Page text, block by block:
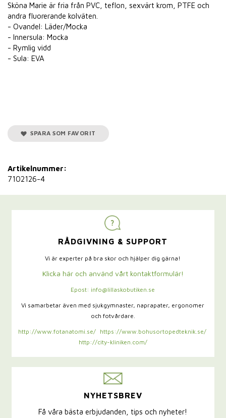
Sköna Marie är fria från PVC, teflon, sexvärt krom, PTFE och
andra fluorerande kolväten.
- Ovandel: Läder/Mocka
- Innersula: Mocka
- Rymlig vidd
- Sula: EVA
SPARA SOM FAVORIT
Artikelnummer:
7102126-4
RÅDGIVNING & SUPPORT
Vi är experter på bra skor och hjälper dig gärna!
Klicka här och använd vårt kontaktformulär!
Epost: info@lillaskobutiken.se
Vi samarbetar även med sjukgymnaster, naprapater, ergonomer
och fotvårdare.
http://www.fotanatomi.se/
https://www.bohusortopedteknik.se/
http://city-kliniken.com/
NYHETSBREV
Få våra bästa erbjudanden, tips och nyheter!